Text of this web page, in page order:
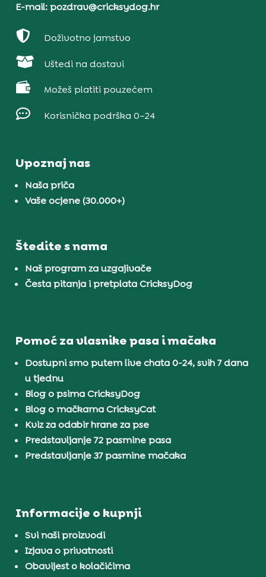
E-mail: pozdrav@cricksydog.hr
 Doživotno jamstvo
 Uštedi na dostavi
 Možeš platiti pouzećem
 Korisnička podrška 0–24
Upoznaj nas
Naša priča
Vaše ocjene (30.000+)
Štedite s nama
Naš program za uzgajivače
Česta pitanja i pretplata CricksyDog
Pomoć za vlasnike pasa i mačaka
Dostupni smo putem live chata 0-24, svih 7 dana
u tjednu
Blog o psima CricksyDog
Blog o mačkama CricksyCat
Kviz za odabir hrane za pse
Predstavljanje 72 pasmine pasa
Predstavljanje 37 pasmine mačaka
Informacije o kupnji
Svi naši proizvodi
Izjava o privatnosti
Obavijest o kolačićima